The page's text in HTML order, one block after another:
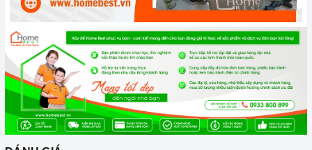
Vận chuyển lắp đặt nhanh chóng:Đội ngũ tư vấn viên,
nhân viên và kỹ thuật viên chuyên nghiệp, tận tâm sẽ đồng
hành cùng quý khách trong quá trình mua sắm và sử dụng
sản phẩm.